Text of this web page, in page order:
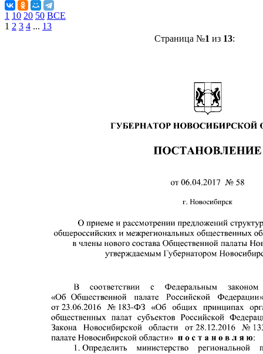
1 10 20 50 ВСЕ
1 2 3 4 ... 13
Страница №1 из 13: